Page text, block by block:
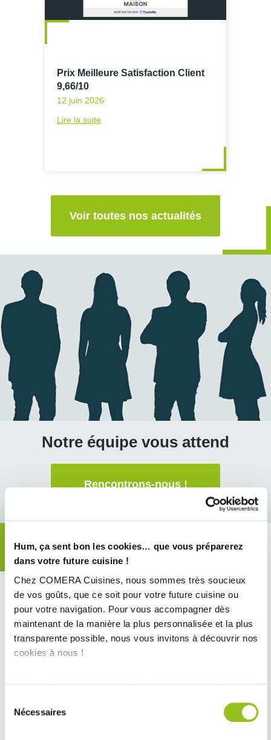
Hum, ça sent bon les cookies… que vous préparerez
dans votre future cuisine !
Chez COMERA Cuisines, nous sommes très soucieux
de vos goûts, que ce soit pour votre future cuisine ou
pour votre navigation. Pour vous accompagner dès
maintenant de la manière la plus personnalisée et la plus
transparente possible, nous vous invitons à découvrir nos
cookies à nous !
médias sociaux et d'analyser notre trafic. Nous
partageons également des informations sur l'utilisation de
Nécessaires
Prix Meilleure Satisfaction Client
9,66/10
12 juin 2026
Lire la suite
Voir toutes nos actualités
Notre équipe vous attend
Rencontrons-nous !
Nos savoir-faire
Avec COMERA Cuisines,
bénéficiez de solutions pour agencer, ranger, organiser...